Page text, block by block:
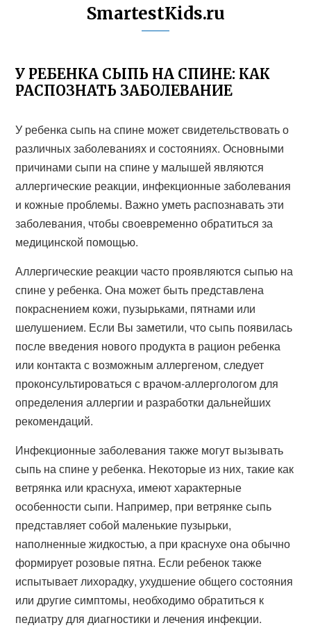
SmartestKids.ru
У РЕБЕНКА СЫПЬ НА СПИНЕ: КАК
РАСПОЗНАТЬ ЗАБОЛЕВАНИЕ
У ребенка сыпь на спине может свидетельствовать о
различных заболеваниях и состояниях. Основными
причинами сыпи на спине у малышей являются
аллергические реакции, инфекционные заболевания
и кожные проблемы. Важно уметь распознавать эти
заболевания, чтобы своевременно обратиться за
медицинской помощью.
Аллергические реакции часто проявляются сыпью на
спине у ребенка. Она может быть представлена
покраснением кожи, пузырьками, пятнами или
шелушением. Если Вы заметили, что сыпь появилась
после введения нового продукта в рацион ребенка
или контакта с возможным аллергеном, следует
проконсультироваться с врачом-аллергологом для
определения аллергии и разработки дальнейших
рекомендаций.
Инфекционные заболевания также могут вызывать
сыпь на спине у ребенка. Некоторые из них, такие как
ветрянка или краснуха, имеют характерные
особенности сыпи. Например, при ветрянке сыпь
представляет собой маленькие пузырьки,
наполненные жидкостью, а при краснухе она обычно
формирует розовые пятна. Если ребенок также
испытывает лихорадку, ухудшение общего состояния
или другие симптомы, необходимо обратиться к
педиатру для диагностики и лечения инфекции.